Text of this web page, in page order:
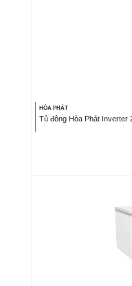
HÒA PHÁT
Tủ đông Hòa Phát Inverter